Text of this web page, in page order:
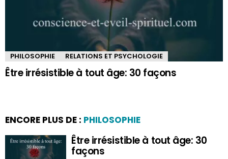
PHILOSOPHIE RELATIONS ET PSYCHOLOGIE
Être irrésistible à tout âge: 30 façons
ENCORE PLUS DE : PHILOSOPHIE
Être irrésistible à tout âge: 30
façons